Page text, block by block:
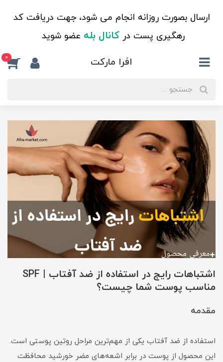
ارسال بصورت روزانه انجام می شود، جهت دریافت کد
رهگیری پست درکانال بله عضو شوید
افرا مارکت 0
اشتباهات رایج در استفاده از ضد آفتاب | SPF
مناسب پوست شما چیست؟
مقدمه
استفاده از ضد آفتاب یکی از مهم‌ترین مراحل روتین پوستی است.
این محصول از پوست در برابر اشعه‌های مضر خورشید محافظت